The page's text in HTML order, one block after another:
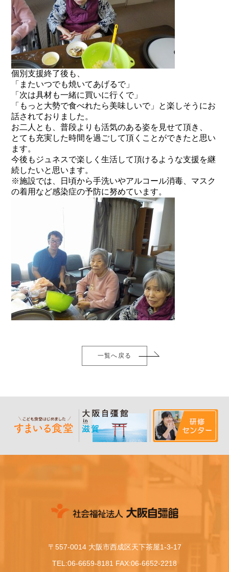
個別支援終了後も、
「またいつでも焼いてあげるで」
「次は具材も一緒に買いに行くで」
「もっと大勢で食べれたら美味しいで」と楽しそうにお
話されておりました。
お二人とも、普段よりも活気のある姿を見せて頂き、
とても充実した時間を過ごして頂くことができたと思い
ます。
今後もジュネスで楽しく生活して頂けるような支援を継
続したいと思います。
※施設では、日頃から手洗いやアルコール消毒、マスク
の着用など感染症の予防に努めています。
一覧へ戻る
〒557-0014 大阪市西成区天下茶屋1-3-17
TEL:06-6659-8181 FAX:06-6652-2218